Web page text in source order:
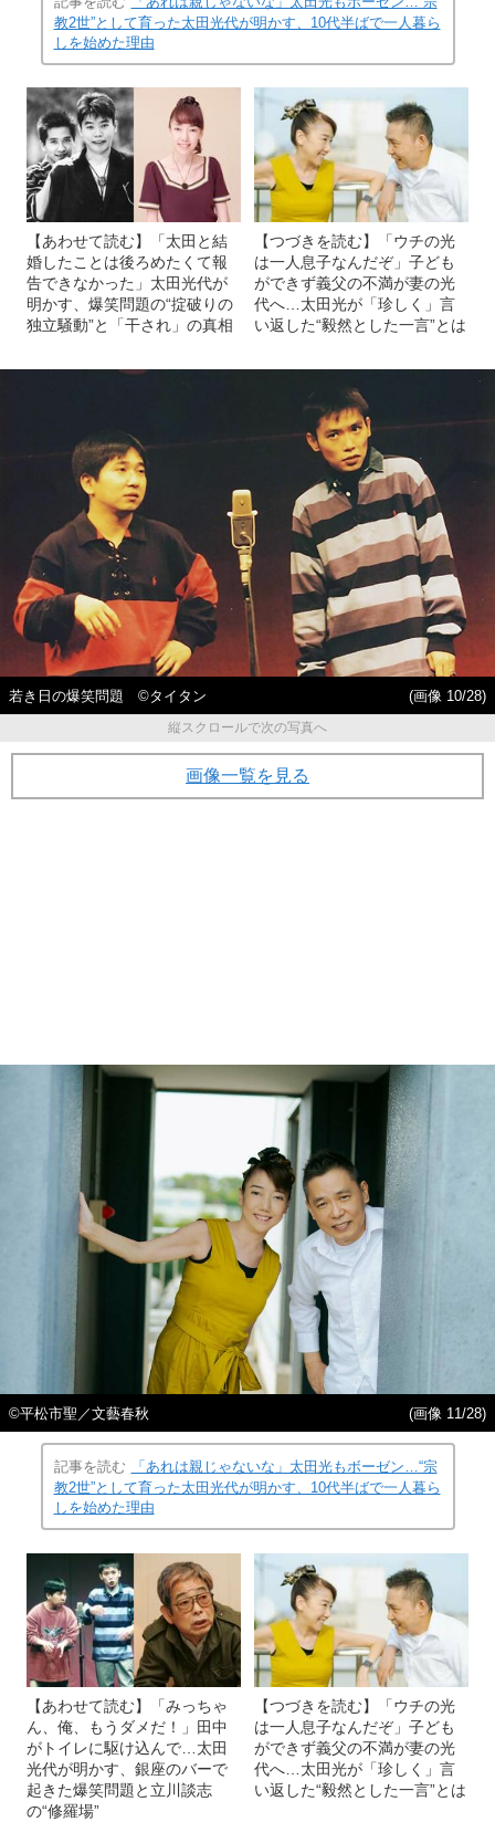
教2世”として育った太田光代が明かす、10代半ばで一人暮ら
しを始めた理由
【あわせて読む】「太田と結
婚したことは後ろめたくて報
告できなかった」太田光代が
明かす、爆笑問題の“掟破りの
独立騒動”と「干され」の真相
【つづきを読む】「ウチの光
は一人息子なんだぞ」子ども
ができず義父の不満が妻の光
代へ…太田光が「珍しく」言
い返した“毅然とした一言”とは
若き日の爆笑問題 ©タイタン
(画像 10/28)
縦スクロールで次の写真へ
画像一覧を見る
©平松市聖／文藝春秋 (画像 11/28)
記事を読む
「あれは親じゃないな」太田光もボーゼン…“宗
教2世”として育った太田光代が明かす、10代半ばで一人暮ら
しを始めた理由
【あわせて読む】「みっちゃ
ん、俺、もうダメだ！」田中
がトイレに駆け込んで…太田
光代が明かす、銀座のバーで
起きた爆笑問題と立川談志
の“修羅場”
【つづきを読む】「ウチの光
は一人息子なんだぞ」子ども
ができず義父の不満が妻の光
代へ…太田光が「珍しく」言
い返した“毅然とした一言”とは